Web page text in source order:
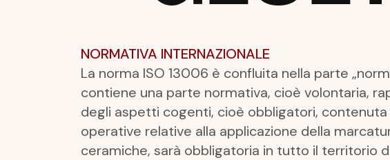
NORMATIVA INTERNAZIONALE
La norma ISO 13006 è confluita nella parte
contiene una parte normativa, cioè volontaria,
degli aspetti cogenti, cioè obbligatori, contenuta
operative relative alla applicazione della
ceramiche, sarà obbligatoria in tutto il territorio